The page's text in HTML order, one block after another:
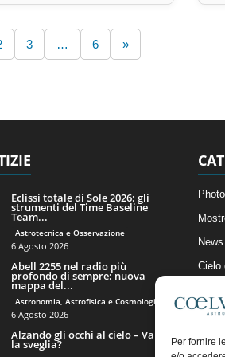
Per fornire
3 … 6 »
Eclissi totale di Sole 2026: gli
strumenti del Time Baseline
Team...
Astrotecnica e Osservazione
6 Agosto 2026
Abell 2255 nel radio più
profondo di sempre: nuova
mappa del...
Astronomia, Astrofisica e Cosmologia
6 Agosto 2026
Alzando gli occhi al cielo – Vale
la sveglia?
Cielo
Il